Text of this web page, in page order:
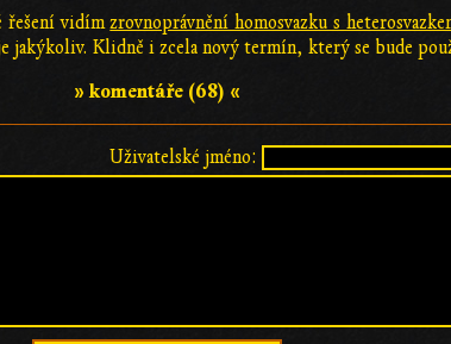
řešení vidímzrovnoprávnění homosvazku s
Klidně i zcela nový termín, který se bude
» komentáře (68) «
Uživatelské jméno: